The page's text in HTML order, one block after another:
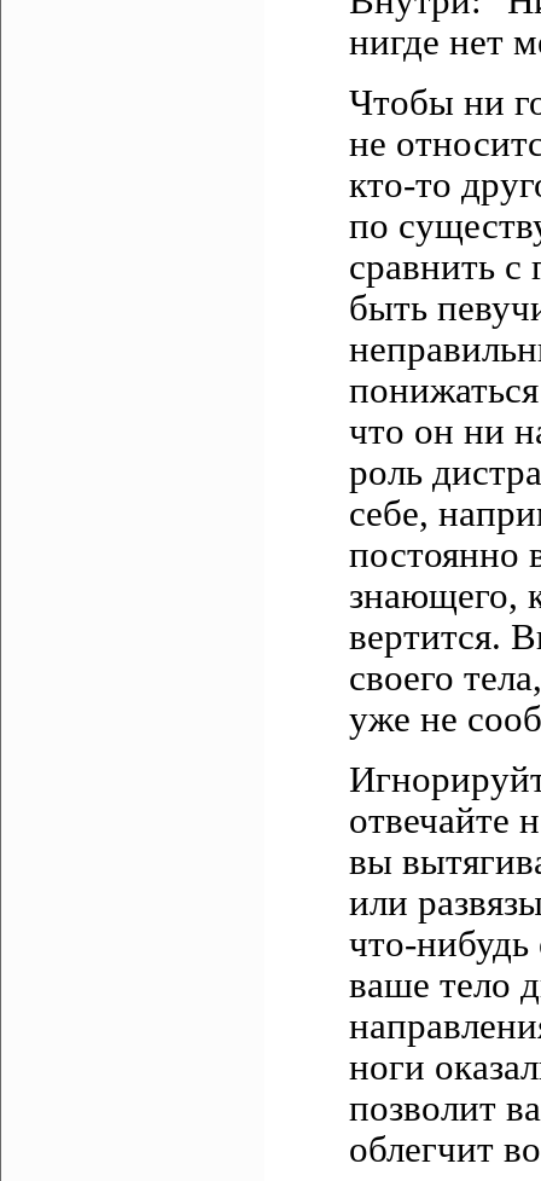
нигде нет
Чтобы ни
не
кто-то
по
сравнить
быть
что он ни
роль
себе,
постоянно
знающего,
вертится.
своего
уже не
отвечайте
вы
или
что-нибудь
ваше тело
ноги
позволит
облегчит